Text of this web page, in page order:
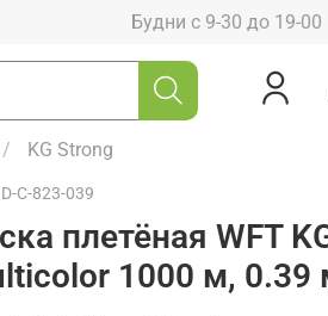
Будни с 9-30 до 19-00
KG Strong
C-823-039
плетёная WFT
1000 м, 0.39